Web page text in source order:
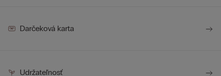
Darčeková karta
Udržateľnosť